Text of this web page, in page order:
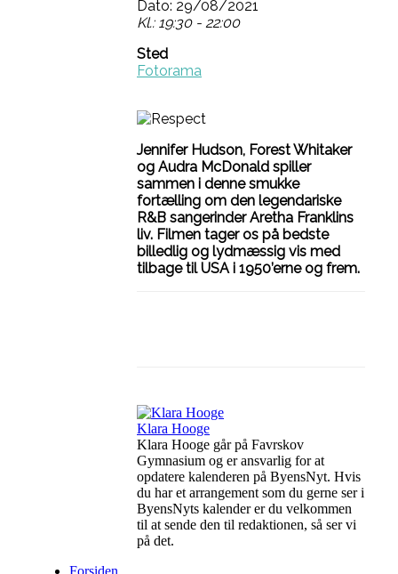
Dato: 29/08/2021
Kl.: 19:30 - 22:00
Sted
Fotorama
Jennifer Hudson, Forest Whitaker
og Audra McDonald spiller
sammen i denne smukke
fortælling om den legendariske
R&B sangerinder Aretha Franklins
liv. Filmen tager os på bedste
billedlig og lydmæssig vis med
tilbage til USA i 1950’erne og frem.
Klara Hooge
Klara Hooge går på Favrskov
Gymnasium og er ansvarlig for at
opdatere kalenderen på ByensNyt. Hvis
du har et arrangement som du gerne ser i
ByensNyts kalender er du velkommen
til at sende den til redaktionen, så ser vi
på det.